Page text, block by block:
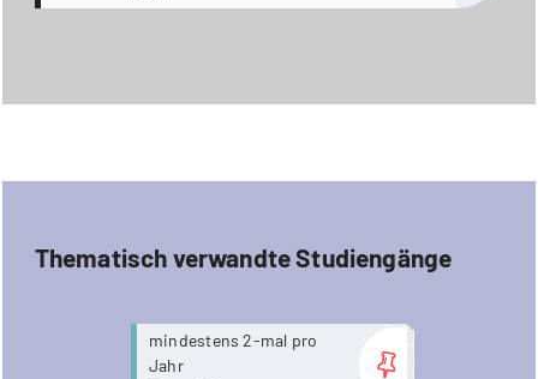
Thematisch verwandte Studiengänge
mindestens 2-mal pro
Jahr
more...